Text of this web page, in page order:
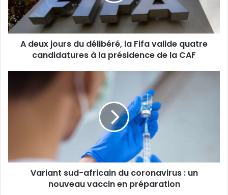
A deux jours du délibéré, la Fifa valide quatre
candidatures à la présidence de la CAF
Variant sud-africain du coronavirus : un
nouveau vaccin en préparation